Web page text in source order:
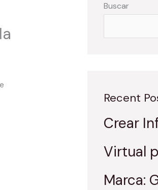
Buscar
Recent
Crear
Virtual
Marca: